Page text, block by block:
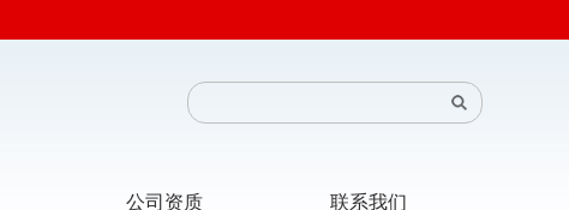
公司资质 联系我们